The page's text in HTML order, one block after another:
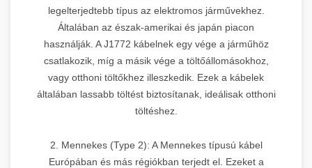
legelterjedtebb típus az elektromos járművekhez.
Általában az észak-amerikai és japán piacon
használják. A J1772 kábelnek egy vége a járműhöz
csatlakozik, míg a másik vége a töltőállomásokhoz,
vagy otthoni töltőkhez illeszkedik. Ezek a kábelek
általában lassabb töltést biztosítanak, ideálisak otthoni
töltéshez.
2. Mennekes (Type 2): A Mennekes típusú kábel
Európában és más régiókban terjedt el. Ezeket a